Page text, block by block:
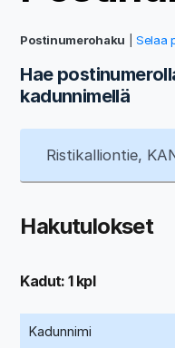
Postinumerohaku |Selaa
Hae
kadunnimellä
Hakutulokset
Kadut: 1 kpl
Kadunnimi